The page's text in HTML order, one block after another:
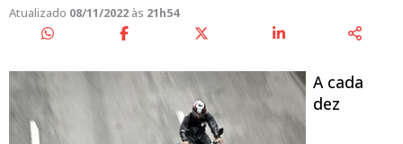
Atualizado 08/11/2022 às 21h54
A cada
dez